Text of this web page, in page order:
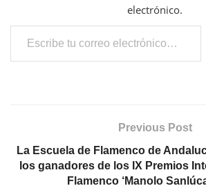
electrónico.
Escribe tu correo electrónico…
Previous Post
La Escuela de Flamenco de
los ganadores de los IX Premios
Flamenco ‘Manolo